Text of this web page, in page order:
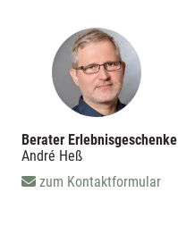
Berater Erlebnisgeschenke
André Heß
zum Kontaktformular